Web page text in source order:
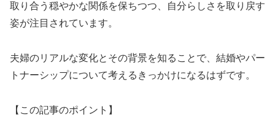
取り合う穏やかな関係を保ちつつ、自分らしさを取り戻す
姿が注目されています。
夫婦のリアルな変化とその背景を知ることで、結婚やパー
トナーシップについて考えるきっかけになるはずです。
【この記事のポイント】